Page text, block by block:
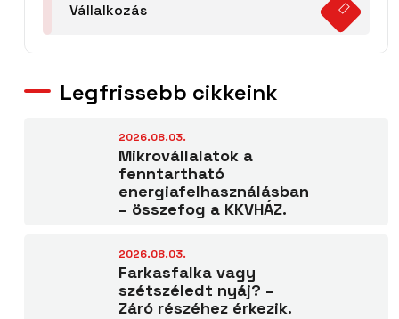
Vállalkozás
Legfrissebb cikkeink
2026.08.03.
Mikrovállalatok a
fenntartható
energiafelhasználásban
– összefog a KKVHÁZ.
2026.08.03.
Farkasfalka vagy
szétszéledt nyáj? –
Záró részéhez érkezik.